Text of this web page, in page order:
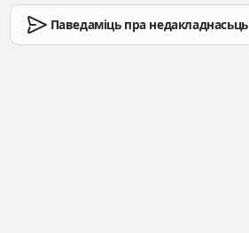
Паведаміць пра недакладнасьць